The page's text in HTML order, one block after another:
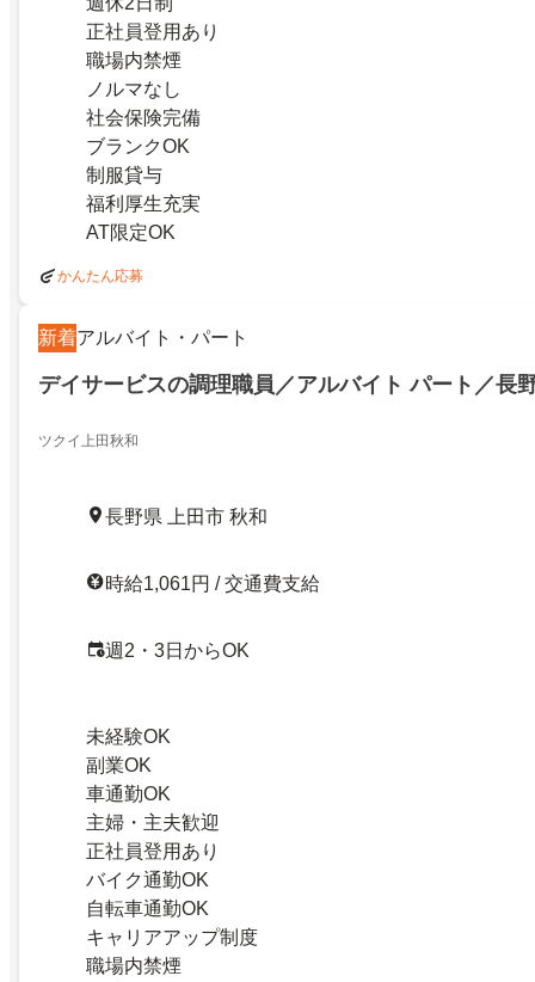
正社員登用あり
職場内禁煙
ノルマなし
社会保険完備
ブランクOK
制服貸与
福利厚生充実
AT限定OK
かんたん応募
新着アルバイト・パート
デイサービスの調理職員／アルバイト パート／長
ツクイ上田秋和
長野県 上田市 秋和
時給1,061円 / 交通費支給
週2・3日からOK
未経験OK
副業OK
車通勤OK
主婦・主夫歓迎
正社員登用あり
バイク通勤OK
自転車通勤OK
キャリアアップ制度
職場内禁煙